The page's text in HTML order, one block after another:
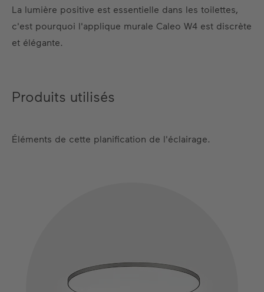
La lumière positive est essentielle dans les toilettes,
c'est pourquoi l'applique murale Caleo W4 est discrète
et élégante.
Produits utilisés
Éléments de cette planification de l'éclairage.